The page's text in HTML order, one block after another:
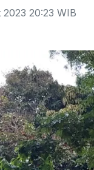
20:23 WIB